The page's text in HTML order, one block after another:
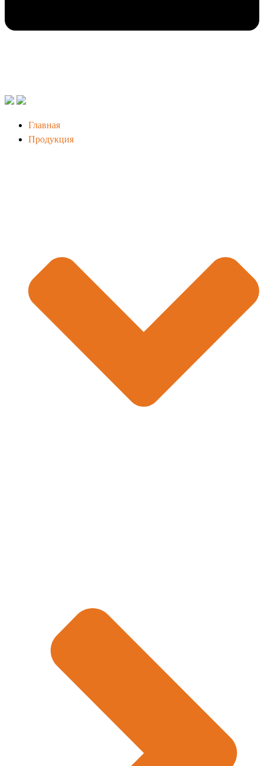
Главная
Продукция